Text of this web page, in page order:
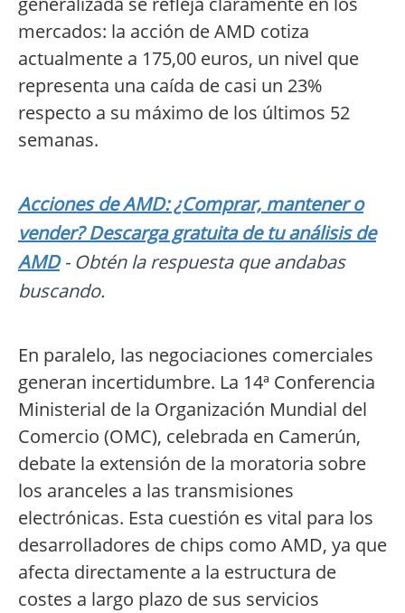
mercados: la acción de AMD cotiza
actualmente a 175,00 euros, un nivel que
representa una caída de casi un 23%
respecto a su máximo de los últimos 52
semanas.
Acciones de AMD: ¿Comprar, mantener o
vender? Descarga gratuita de tu análisis de
AMD- Obtén la respuesta que andabas
buscando.
En paralelo, las negociaciones comerciales
generan incertidumbre. La 14ª Conferencia
Ministerial de la Organización Mundial del
Comercio (OMC), celebrada en Camerún,
debate la extensión de la moratoria sobre
los aranceles a las transmisiones
electrónicas. Esta cuestión es vital para los
desarrolladores de chips como AMD, ya que
afecta directamente a la estructura de
costes a largo plazo de sus servicios